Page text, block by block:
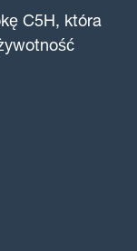
C5H, która